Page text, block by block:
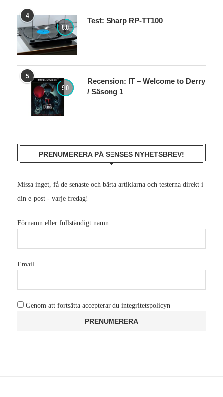
4
8.0
Test: Sharp RP-TT100
5
9.0
Recension: IT – Welcome to Derry
/ Säsong 1
PRENUMERERA PÅ SENSES NYHETSBREV!
Missa inget, få de senaste och bästa artiklarna och testerna direkt i
din e-post - varje fredag!
Förnamn eller fullständigt namn
Email
Genom att fortsätta accepterar du integritetspolicyn